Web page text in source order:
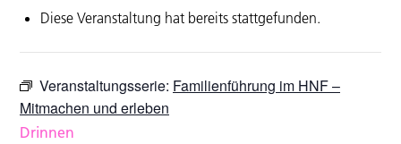
Diese Veranstaltung hat bereits stattgefunden.
Veranstaltungsserie: Familienführung im HNF –
Mitmachen und erleben
Drinnen